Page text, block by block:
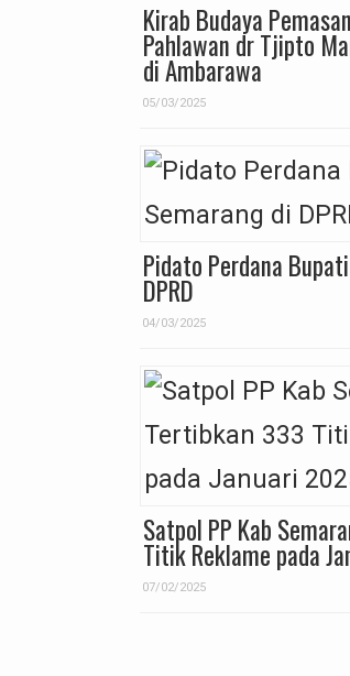
Kirab Budaya
Pahlawan dr Tjipto
di Ambarawa
05/03/2025
Pidato Perdana
DPRD
04/03/2025
Satpol PP Kab
Titik Reklame pada
07/02/2025